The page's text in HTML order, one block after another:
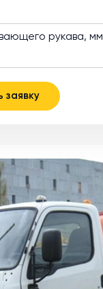
рукава, мм
заявку